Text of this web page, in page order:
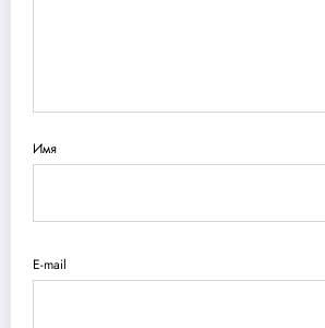
Имя
E-mail